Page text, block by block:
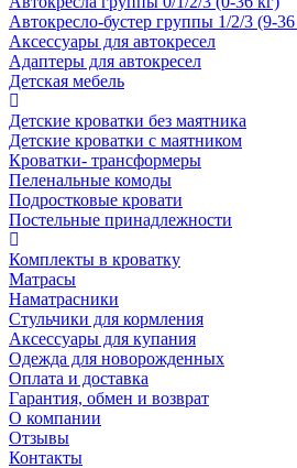
Автокресло-бустер группы 1/2/3 (9-
Аксессуары для автокресел
Адаптеры для автокресел
Детская мебель
Детские кроватки без маятника
Детские кроватки с маятником
Кроватки- трансформеры
Пеленальные комоды
Подростковые кровати
Постельные принадлежности
Комплекты в кроватку
Матрасы
Наматрасники
Стульчики для кормления
Аксессуары для купания
Одежда для новорожденных
Оплата и доставка
Гарантия, обмен и возврат
О компании
Отзывы
Контакты